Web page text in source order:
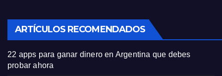
ARTÍCULOS RECOMENDADOS
22 apps para ganar dinero en Argentina que debes
probar ahora